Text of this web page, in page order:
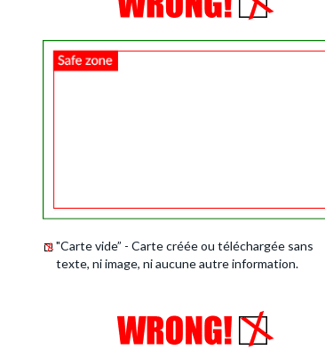
"Carte vide” - Carte créée ou téléchargée sans
texte, ni image, ni aucune autre information.